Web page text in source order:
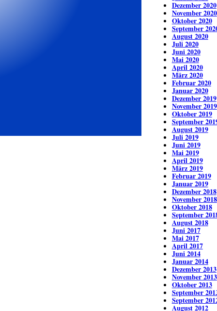
Dezember 2020
November 2020
Oktober 2020
September
August 2020
Juli 2020
Juni 2020
Mai 2020
April 2020
März 2020
Februar 2020
Januar 2020
Dezember 2019
November 2019
Oktober 2019
September
August 2019
Juli 2019
Juni 2019
Mai 2019
April 2019
März 2019
Februar 2019
Januar 2019
Dezember 2018
November 2018
Oktober 2018
September
August 2018
Juni 2017
Mai 2017
April 2017
Juni 2014
Januar 2014
Dezember 2013
November 2013
Oktober 2013
September
September
August 2012